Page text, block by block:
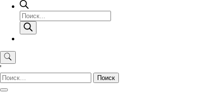
Поиск
товаров
'
Найти: